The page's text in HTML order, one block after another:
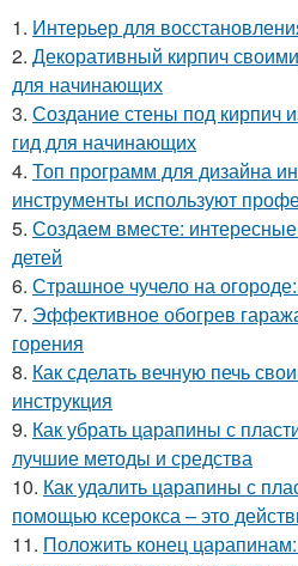
1. Интерьер для
2. Декоративный кирпич
для начинающих
3. Создание стены под кирпич
гид для начинающих
4. Топ программ для дизайна
инструменты используют
5. Создаем вместе: интересные
детей
6. Страшное чучело на
7. Эффективное обогрев
горения
8. Как сделать вечную печь
инструкция
9. Как убрать царапины с
лучшие методы и средства
10. Как удалить царапины с
помощью ксерокса – это
11. Положить конец